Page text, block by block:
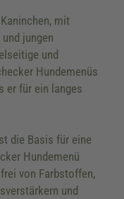
mit
jungen
und
Hundemenüs
er für ein langes
die Basis für eine
Hundemenü
von Farbstoffen,
und